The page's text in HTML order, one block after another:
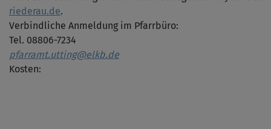
riederau.de.
Verbindliche Anmeldung im Pfarrbüro:
Tel. 08806-7234
pfarramt.utting@elkb.de
Kosten: